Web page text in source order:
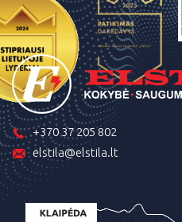
+370 37 205 802
elstila@elstila.lt